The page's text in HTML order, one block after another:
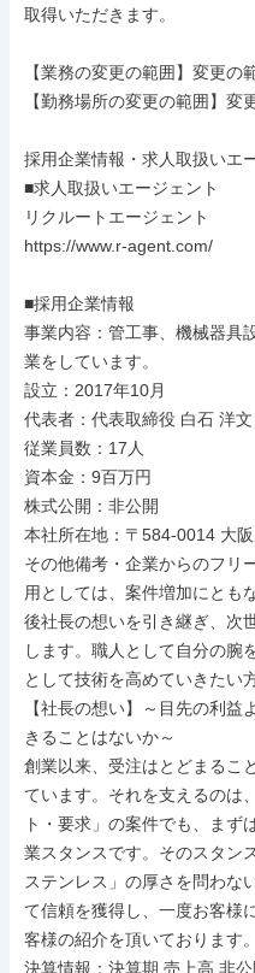
取得いただきます。
【業務の変更の範囲】変更の
【勤務場所の変更の範囲】変
採用企業情報・求人取扱いエ
■求人取扱いエージェント
リクルートエージェント
https://www.r-agent.com/
■採用企業情報
事業内容：管工事、機械器具
業をしています。
設立：2017年10月
代表者：代表取締役 白石 洋文
従業員数：17人
資本金：9百万円
株式公開：非公開
本社所在地：〒584-0014 大
その他備考・企業からのフリ
用としては、案件増加にとも
後社長の想いを引き継ぎ、次
します。職人として自分の腕
として技術を高めていきたい
【社長の想い】～目先の利
きることはないか～
創業以来、受注はとどまるこ
ています。それを支えるのは
ト・要求」の案件でも、まず
業スタンスです。そのスタン
ステンレス」の厚さを問わな
て信頼を獲得し、一度お客様
客様の紹介を頂いております。
決算情報：決算期 売上高 非